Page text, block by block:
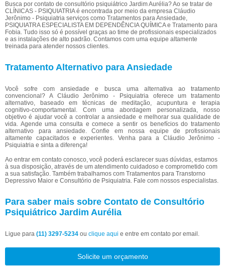
Busca por contato de consultório psiquiátrico Jardim Aurélia? Ao se tratar de
CLÍNICAS - PSIQUIATRIA é encontrada por meio da empresa Cláudio
Jerônimo - Psiquiatria serviços como Tratamentos para Ansiedade,
PSIQUIATRA ESPECIALISTA EM DEPENDÊNCIA QUÍMICA e Tratamento para
Fobia. Tudo isso só é possível graças ao time de profissionais especializados
e as instalações de alto padrão. Contamos com uma equipe altamente
treinada para atender nossos clientes.
Tratamento Alternativo para Ansiedade
Você sofre com ansiedade e busca uma alternativa ao tratamento
convencional? A Cláudio Jerônimo - Psiquiatria oferece um tratamento
alternativo, baseado em técnicas de meditação, acupuntura e terapia
cognitivo-comportamental. Com uma abordagem personalizada, nosso
objetivo é ajudar você a controlar a ansiedade e melhorar sua qualidade de
vida. Agende uma consulta e comece a sentir os benefícios do tratamento
alternativo para ansiedade. Confie em nossa equipe de profissionais
altamente capacitados e experientes. Venha para a Cláudio Jerônimo -
Psiquiatria e sinta a diferença!
Ao entrar em contato conosco, você poderá esclarecer suas dúvidas, estamos
à sua disposição, através de um atendimento cuidadoso e comprometido com
a sua satisfação. Também trabalhamos com Tratamentos para Transtorno
Depressivo Maior e Consultório de Psiquiatria. Fale com nossos especialistas.
Para saber mais sobre Contato de Consultório
Psiquiátrico Jardim Aurélia
Ligue para (11) 3297-5234 ou clique aqui e entre em contato por email.
Solicite um orçamento